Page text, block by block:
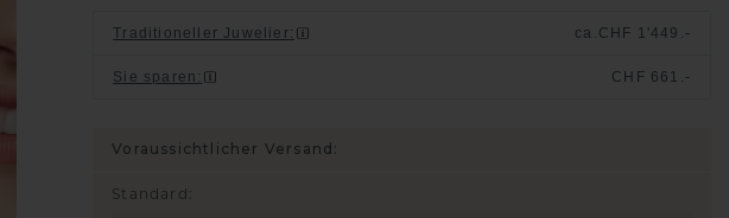
Traditioneller Juwelier: ca. CHF 1'449.-
Sie sparen : CHF 661.-
Voraussichtlicher Versand:
Standard :